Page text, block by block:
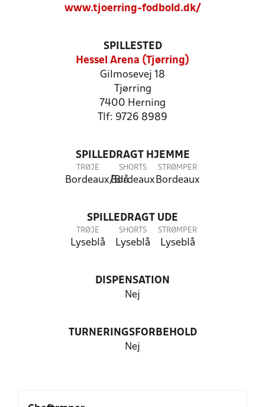
www.tjoerring-fodbold.dk/
SPILLESTED
Hessel Arena (Tjørring)
Gilmosevej 18
Tjørring
7400 Herning
Tlf: 9726 8989
SPILLEDRAGT HJEMME
TRØJE
Bordeaux/Blå
SHORTS
Bordeaux
STRØMPER
Bordeaux
SPILLEDRAGT UDE
TRØJE
Lyseblå
SHORTS
Lyseblå
STRØMPER
Lyseblå
DISPENSATION
Nej
TURNERINGSFORBEHOLD
Nej